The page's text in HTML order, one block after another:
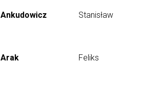
Ankudowicz Stanisław
Arak Feliks